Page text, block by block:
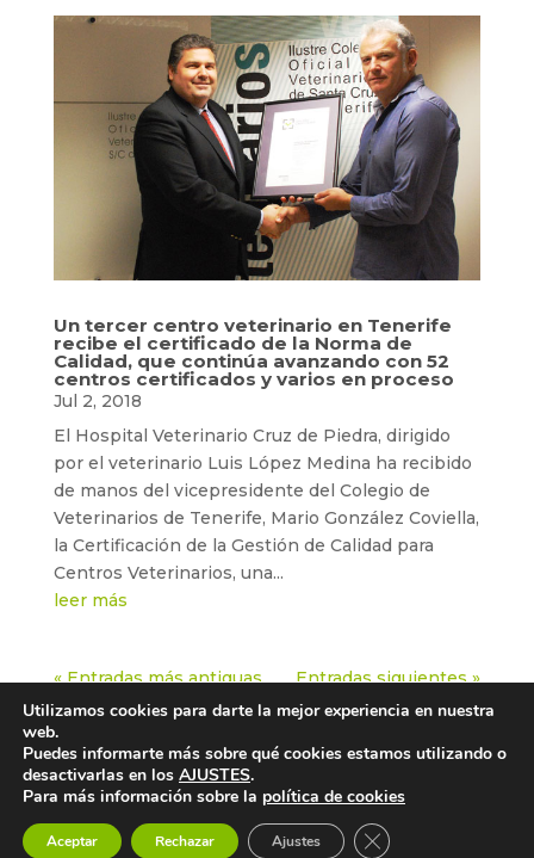
Un tercer centro veterinario en Tenerife
recibe el certificado de la Norma de
Calidad, que continúa avanzando con 52
centros certificados y varios en proceso
Jul 2, 2018
El Hospital Veterinario Cruz de Piedra, dirigido
por el veterinario Luis López Medina ha recibido
de manos del vicepresidente del Colegio de
Veterinarios de Tenerife, Mario González Coviella,
la Certificación de la Gestión de Calidad para
Centros Veterinarios, una...
leer más
« Entradas más antiguas Entradas siguientes »
Aviso legal Política de cookies
© 2022 - Todos los derechos reservados -
Utilizamos cookies para darte la mejor experiencia en nuestra
web.
Puedes informarte más sobre qué cookies estamos utilizando o
desactivarlas en los AJUSTES.
Para más información sobre la política de cookies
Aceptar Rechazar Ajustes Cerrar el banner de